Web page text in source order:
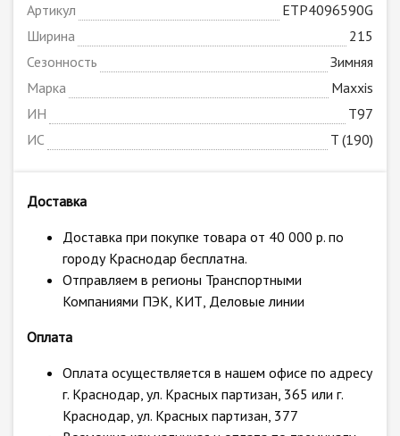
Артикул
ETP4096590G
Ширина
215
Сезонность
Зимняя
Марка
Maxxis
ИН
T97
ИС
T (190)
Доставка
Доставка при покупке товара от 40 000 р. по
городу Краснодар бесплатна.
Отправляем в регионы Транспортными
Компаниями ПЭК, КИТ, Деловые линии
Оплата
Оплата осуществляется в нашем офисе по адресу
г. Краснодар, ул. Красных партизан, 365 или г.
Краснодар, ул. Красных партизан, 377